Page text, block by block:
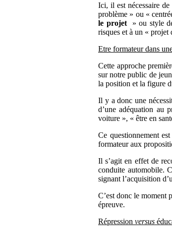
Ici, il est nécessaire
problème » ou «
le projet
» ou style
risques et à un « projet
Etre formateur dans
Cette approche
sur notre public de
la position et la figure
Il y a donc une
d’une adéquation au
voiture », « être en
Ce questionnement
formateur aux
Il s’agit en effet de
conduite automobile.
signant l’acquisition
C’est donc le moment
épreuve.
Répression versus